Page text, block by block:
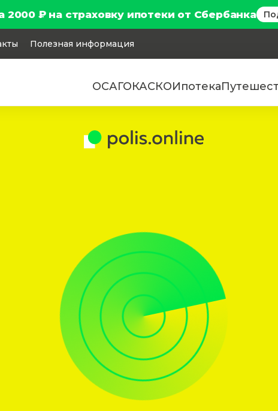
2000 ₽ на страховку ипотеки от Сбербанка
Полезная информация
ОСАГОКАСКОИпотека